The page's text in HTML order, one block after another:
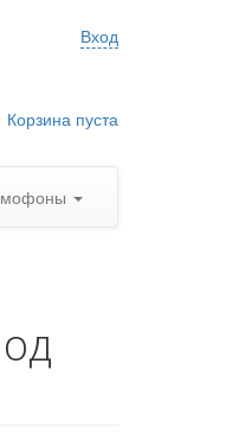
Вход
Корзина пуста